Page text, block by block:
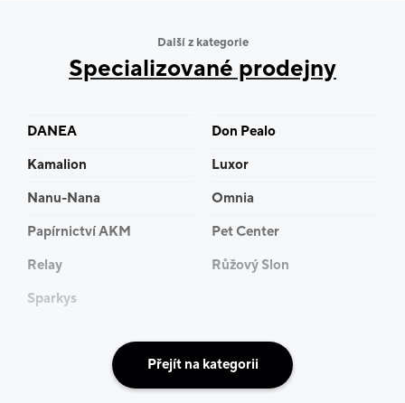
Další z kategorie
Specializované prodejny
DANEA
Don Pealo
Kamalion
Luxor
Nanu-Nana
Omnia
Papírnictví AKM
Pet Center
Relay
Růžový Slon
Sparkys
Přejít na kategorii